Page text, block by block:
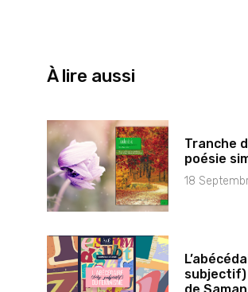
À lire aussi
Tranche
poésie
18
subjectif)